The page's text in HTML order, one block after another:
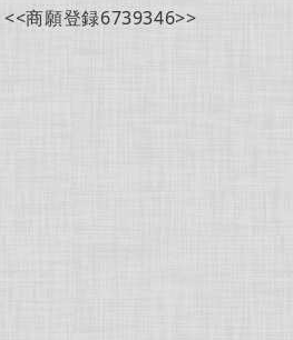
商願登録6739346>>